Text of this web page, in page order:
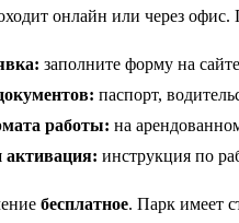
онлайн или через офис.
заполните форму на
паспорт,
работы: на
активация: инструкция по
бесплатное. Парк имеет